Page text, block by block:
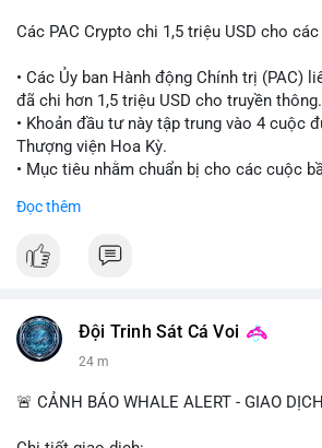
Các PAC Crypto chi 1,5 triệu USD cho
• Các Ủy ban Hành động Chính trị (PAC)
đã chi hơn 1,5 triệu USD cho truyền thông.
• Khoản đầu tư này tập trung vào 4 cuộc
Thượng viện Hoa Kỳ.
• Mục tiêu nhằm chuẩn bị cho các cuộc
#vlikevn #titanbot
Đọc thêm
Đội Trinh Sát Cá Voi
24 m
🚨 CẢNH BÁO WHALE ALERT - GIAO